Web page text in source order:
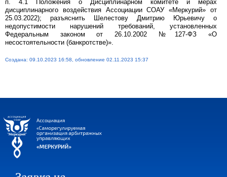
п. 4.1 Положения о Дисциплинарном комитете и мерах
дисциплинарного воздействия Ассоциации СОАУ «Меркурий» от
25.03.2022); разъяснить Шелестову Дмитрию Юрьевичу о
недопустимости нарушений требований, установленных
Федеральным законом от 26.10.2002 №127-ФЗ «О
несостоятельности (банкротстве)».
Создана: 09.10.2023 16:58, обновление 02.11.2023 15:37